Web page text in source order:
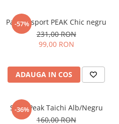
-57%
Pantofi sport PEAK Chic negru
231,00 RON
99,00 RON
ADAUGA IN COS
-36%
Slapi Peak Taichi Alb/Negru
160,00 RON